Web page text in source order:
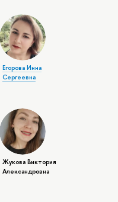
Егорова Инна
Сергеевна
Жукова Виктория
Александровна